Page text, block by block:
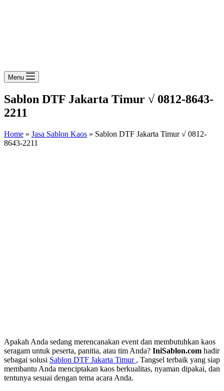
Menu
Sablon DTF Jakarta Timur √ 0812-8643-
2211
Home » Jasa Sablon Kaos » Sablon DTF Jakarta Timur √ 0812-
8643-2211
Apakah Anda sedang merencanakan event dan membutuhkan kaos
seragam untuk peserta, panitia, atau tim Anda? IniSablon.com hadir
sebagai solusi Sablon DTF Jakarta Timur , Tangsel terbaik yang siap
membantu Anda menciptakan kaos berkualitas, nyaman dipakai, dan
tentunya sesuai dengan tema acara Anda.